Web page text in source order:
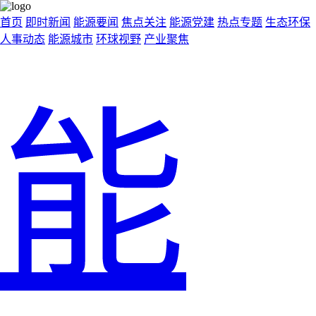
首页 即时新闻 能源要闻 焦点关注 能源党建 热点专题 生态环保
人事动态 能源城市 环球视野 产业聚焦
能